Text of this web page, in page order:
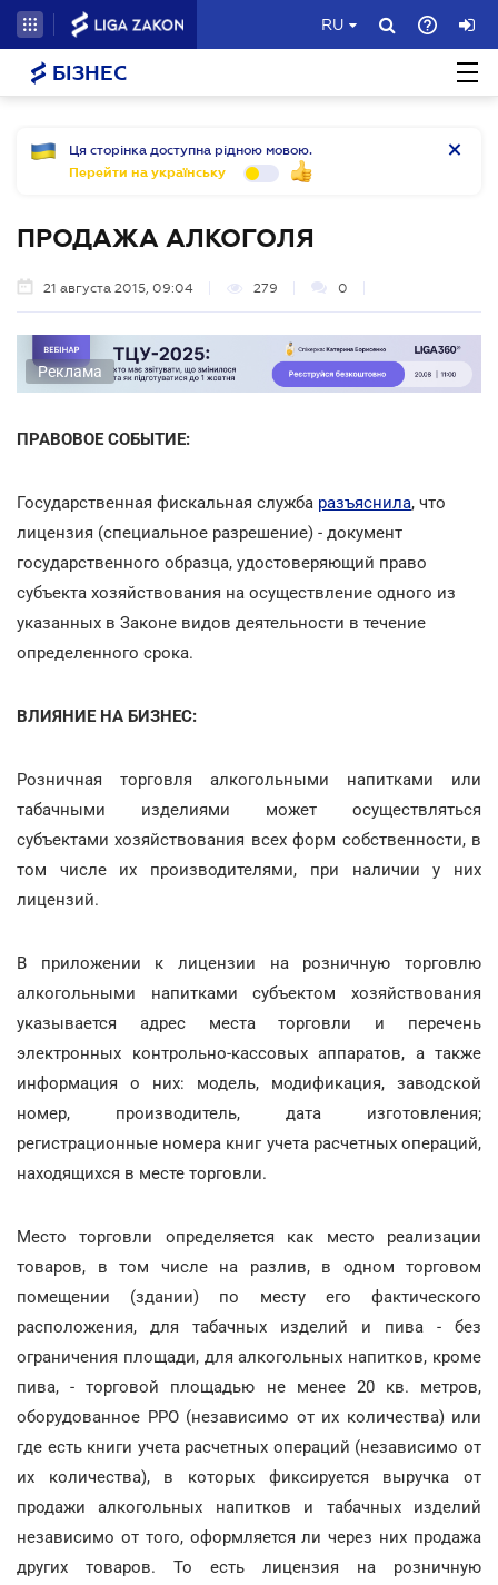
RU
БІЗНЕС
Ця сторінка доступна рідною мовою.
Перейти на українську
ПРОДАЖА АЛКОГОЛЯ
21 августа 2015, 09:04 279 0
Реклама
ПРАВОВОЕ СОБЫТИЕ:
Государственная фискальная служба разъяснила, что
лицензия (специальное разрешение) - документ
государственного образца, удостоверяющий право
субъекта хозяйствования на осуществление одного из
указанных в Законе видов деятельности в течение
определенного срока.
ВЛИЯНИЕ НА БИЗНЕС:
Розничная торговля алкогольными напитками или
табачными изделиями может осуществляться
субъектами хозяйствования всех форм собственности, в
том числе их производителями, при наличии у них
лицензий.
В приложении к лицензии на розничную торговлю
алкогольными напитками субъектом хозяйствования
указывается адрес места торговли и перечень
электронных контрольно-кассовых аппаратов, а также
информация о них: модель, модификация, заводской
номер, производитель, дата изготовления;
регистрационные номера книг учета расчетных операций,
находящихся в месте торговли.
Место торговли определяется как место реализации
товаров, в том числе на разлив, в одном торговом
помещении (здании) по месту его фактического
расположения, для табачных изделий и пива - без
ограничения площади, для алкогольных напитков, кроме
пива, - торговой площадью не менее 20 кв. метров,
оборудованное РРО (независимо от их количества) или
где есть книги учета расчетных операций (независимо от
их количества), в которых фиксируется выручка от
продажи алкогольных напитков и табачных изделий
независимо от того, оформляется ли через них продажа
других товаров. То есть лицензия на розничную